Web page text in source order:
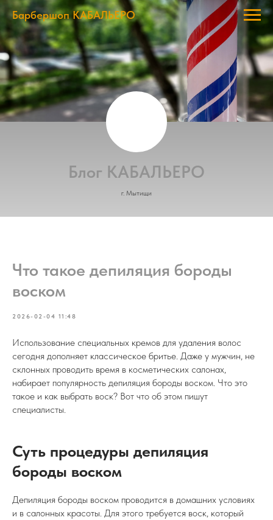
Барбершоп КАБАЛЬЕРО
Блог КАБАЛЬЕРО
г. Мытищи
Что такое депиляция бороды
воском
2026-02-04 11:48
Использование специальных кремов для удаления волос
сегодня дополняет классическое бритье. Даже у мужчин, не
склонных проводить время в косметических салонах,
набирает популярность депиляция бороды воском. Что это
такое и как выбрать воск? Вот что об этом пишут
специалисты.
Суть процедуры депиляция
бороды воском
Депиляция бороды воском проводится в домашних условиях
и в салонных красоты. Для этого требуется воск, который